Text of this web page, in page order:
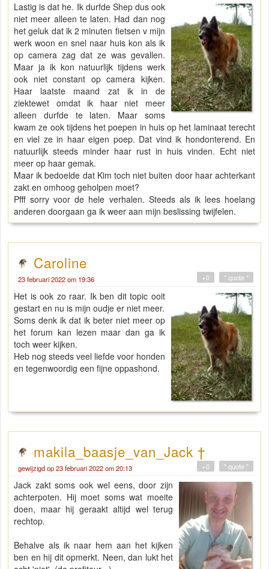
Lastig is dat he. Ik durfde Shep dus ook
niet meer alleen te laten. Had dan nog
het geluk dat ik 2 minuten fietsen v mijn
werk woon en snel naar huis kon als ik
op camera zag dat ze was gevallen.
Maar ja ik kon natuurlijk tijdens werk
ook niet constant op camera kijken.
Haar laatste maand zat ik in de
ziektewet omdat ik haar niet meer
alleen durfde te laten. Maar soms
kwam ze ook tijdens het poepen in huis op het laminaat terecht
en viel ze in haar eigen poep. Dat vind ik hondonterend. En
natuurlijk steeds minder haar rust in huis vinden. Echt niet
meer op haar gemak.
Maar ik bedoelde dat Kim toch niet buiten door haar achterkant
zakt en omhoog geholpen moet?
Pfff sorry voor de hele verhalen. Steeds als ik lees hoelang
anderen doorgaan ga ik weer aan mijn beslissing twijfelen.
Caroline
23 februari 2022 om 19:36 " quote "
+0
Het is ook zo raar. Ik ben dit topic ooit
gestart en nu is mijn oudje er niet meer.
Soms denk ik dat ik beter niet meer op
het forum kan lezen maar dan ga ik
toch weer kijken.
Heb nog steeds veel liefde voor honden
en tegenwoordig een fijne oppashond.
makila_baasje_van_Jack †
gewijzigd op 23 februari 2022 om 20:13 " quote "
+0
Jack zakt soms ook wel eens, door zijn
achterpoten. Hij moet soms wat moeite
doen, maar hij geraakt altijd wel terug
rechtop.
Behalve als ik naar hem aan het kijken
ben en hij dit opmerkt. Neen, dan lukt het